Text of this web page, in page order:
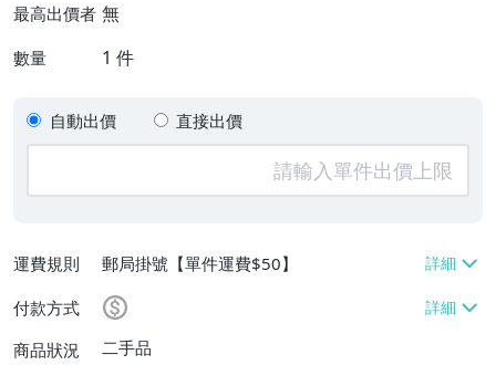
最高出價者 無
數量 1 件
自動出價 直接出價
運費規則
郵局掛號【單件運費$50】
付款方式
商品狀況
二手品